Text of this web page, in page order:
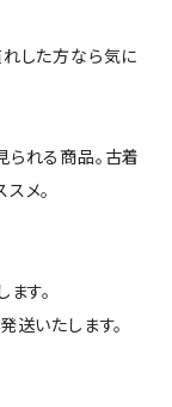
した方なら気に
れる商品。古着
メ。
す。
送いたします。